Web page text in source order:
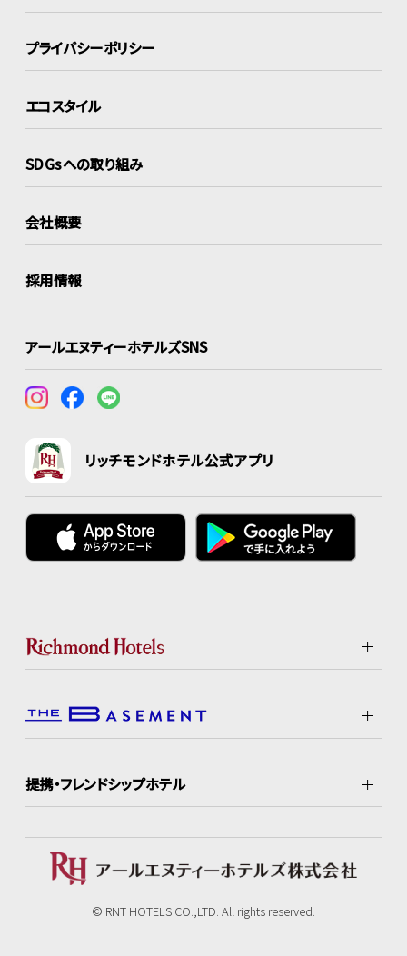
プライバシーポリシー
エコスタイル
SDGsへの取り組み
会社概要
採用情報
アールエヌティーホテルズSNS
リッチモンドホテル公式アプリ
提携・フレンドシップホテル
© RNT HOTELS CO.,LTD. All rights reserved.